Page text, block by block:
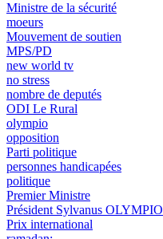
Ministre de la sécurité
moeurs
Mouvement de soutien
MPS/PD
new world tv
no stress
nombre de deputés
ODI Le Rural
olympio
opposition
Parti politique
personnes handicapées
politique
Premier Ministre
Président Sylvanus OLYMPIO
Prix international